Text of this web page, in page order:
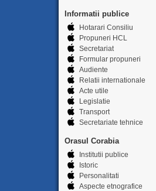
Informatii publice
Hotarari Consiliu
Propuneri HCL
Secretariat
Formular propuneri
Audiente
Relatii internationale
Acte utile
Legislatie
Transport
Secretariate tehnice
Orasul Corabia
Institutii publice
Istoric
Personalitati
Aspecte etnografice